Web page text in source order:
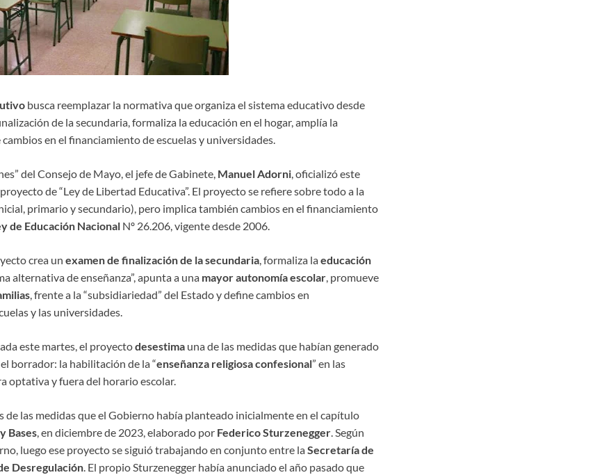
busca reemplazar la normativa que organiza el sistema educativo desde
de la secundaria, formaliza la educación en el hogar, amplía la
en el financiamiento de escuelas y universidades.
del Consejo de Mayo, el jefe de Gabinete,Manuel Adorni, oficializó este
de “Ley de Libertad Educativa”. El proyecto se refiere sobre todo a la
primario y secundario), pero implica también cambios en el financiamiento
de Educación NacionalNº 26.206, vigente desde 2006.
crea un examen de finalización de la secundaria, formaliza laeducación
alternativa de enseñanza”, apunta a una mayor autonomía escolar, promueve
, frente a la “subsidiariedad” del Estado y define cambios en
y las universidades.
este martes, el proyectodesestimauna de las medidas que habían generado
borrador: la habilitación de la “enseñanza religiosa confesional” en las
optativa y fuera del horario escolar.
de las medidas que el Gobierno había planteado inicialmente en el capítulo
Bases, en diciembre de 2023, elaborado por Federico Sturzenegger. Según
luego ese proyecto se siguió trabajando en conjunto entre laSecretaría de
Desregulación. El propio Sturzenegger había anunciado el año pasado que